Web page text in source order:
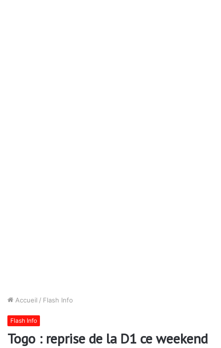
Accueil / Flash Info
Flash Info
Togo : reprise de la D1 ce weekend